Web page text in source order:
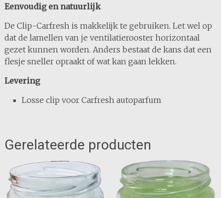
Eenvoudig en natuurlijk
De Clip-Carfresh is makkelijk te gebruiken. Let wel op
dat de lamellen van je ventilatierooster horizontaal
gezet kunnen worden. Anders bestaat de kans dat een
flesje sneller opraakt of wat kan gaan lekken.
Levering
Losse clip voor Carfresh autoparfum
Gerelateerde producten